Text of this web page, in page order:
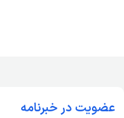
عضویت در خبرنامه